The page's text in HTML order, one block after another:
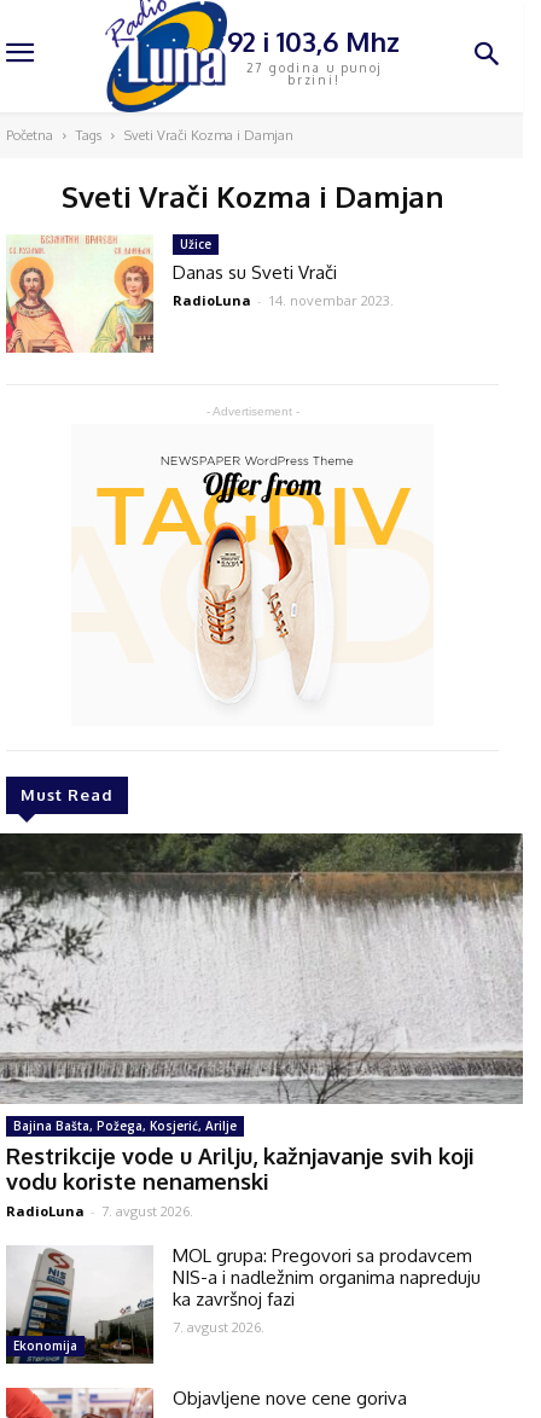
92 i 103,6 Mhz
27 godina u punoj
brzini!
Početna Tags Sveti Vrači Kozma i Damjan
Sveti Vrači Kozma i Damjan
- Advertisement -
Must Read
Bajina Bašta, Požega, Kosjerić, Arilje
Restrikcije vode u Arilju, kažnjavanje svih koji
vodu koriste nenamenski
RadioLuna - 7. avgust 2026.
Ekonomija
MOL grupa: Pregovori sa prodavcem
NIS-a i nadležnim organima napreduju
ka završnoj fazi
7. avgust 2026.
Objavljene nove cene goriva
Užice
Danas su Sveti Vrači
RadioLuna - 14. novembar 2023.